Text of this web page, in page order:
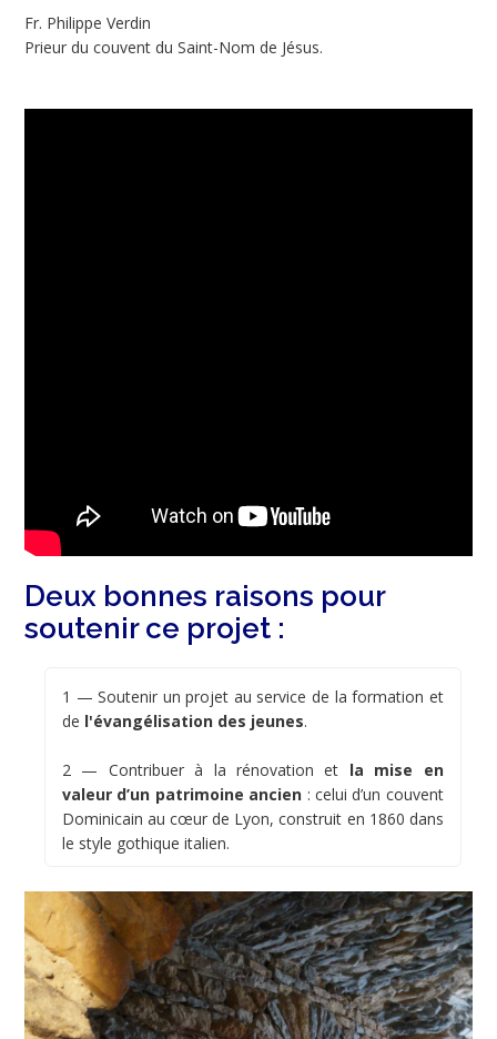
Fr. Philippe Verdin
Prieur du couvent du Saint-Nom de Jésus.
Deux bonnes raisons pour
soutenir ce projet :
1 — Soutenir un projet au service de la formation et
de l'évangélisation des jeunes.
2 — Contribuer à la rénovation et la mise en
valeur d’un patrimoine ancien : celui d’un couvent
Dominicain au cœur de Lyon, construit en 1860 dans
le style gothique italien.